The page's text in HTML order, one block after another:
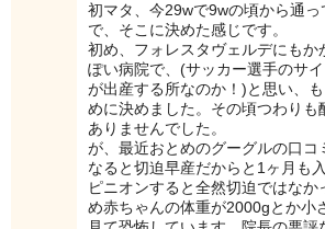
初マタ、今29wで9wの頃から通
で、そこに決めた感じです。
初め、フォレスタヴェルデにも
ぽい病院で、(サッカー選手のサ
が出産する所なのか！)と思い、
めに決めました。その頃つわり
ありませんでした。
が、最近おとめのグーグルの口コ
なると切迫早産だからと1ヶ月も
ピニオンすると全然切迫ではな
め赤ちゃんの体重が2000gとか小